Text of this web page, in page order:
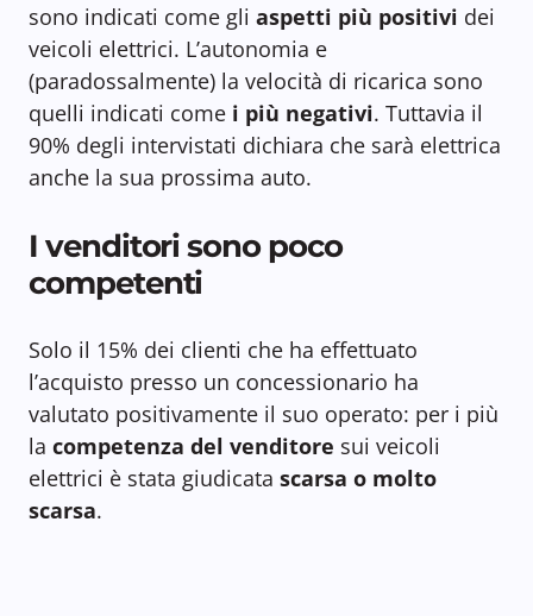
sono indicati come gli aspetti più positivi dei
veicoli elettrici. L’autonomia e
(paradossalmente) la velocità di ricarica sono
quelli indicati come i più negativi. Tuttavia il
90% degli intervistati dichiara che sarà elettrica
anche la sua prossima auto.
I venditori sono poco
competenti
Solo il 15% dei clienti che ha effettuato
l’acquisto presso un concessionario ha
valutato positivamente il suo operato: per i più
la competenza del venditore sui veicoli
elettrici è stata giudicata scarsa o molto
scarsa.